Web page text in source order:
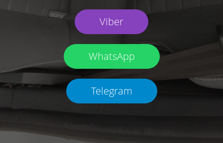
Viber
WhatsApp
Telegram